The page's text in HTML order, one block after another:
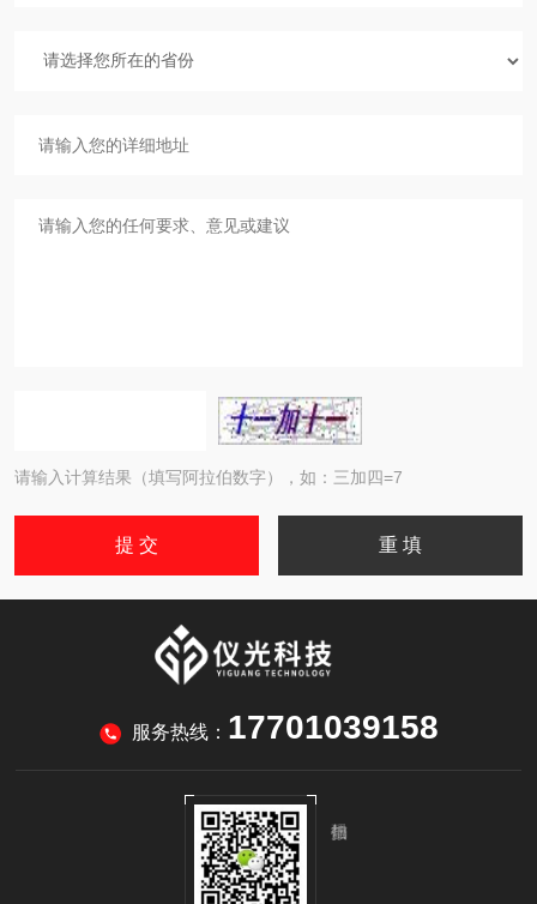
请输入计算结果（填写阿拉伯数字），如：三加四=7
服务热线： 17701039158